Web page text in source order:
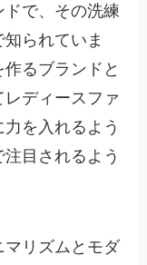
で、その洗練
られていま
るブランドと
ディースファ
を入れるよう
目されるよう
マリズムとモダ